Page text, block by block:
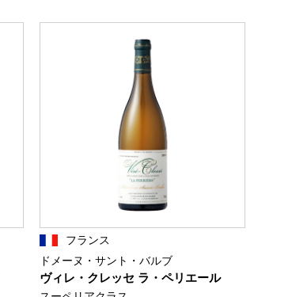
フランス
ドメーヌ・サント・バルブ
ヴィレ・クレッセ ラ・ペリエール